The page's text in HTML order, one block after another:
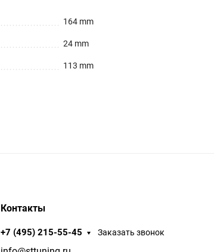
164 mm
24 mm
113 mm
Контакты
+7 (495) 215-55-45 Заказать звонок